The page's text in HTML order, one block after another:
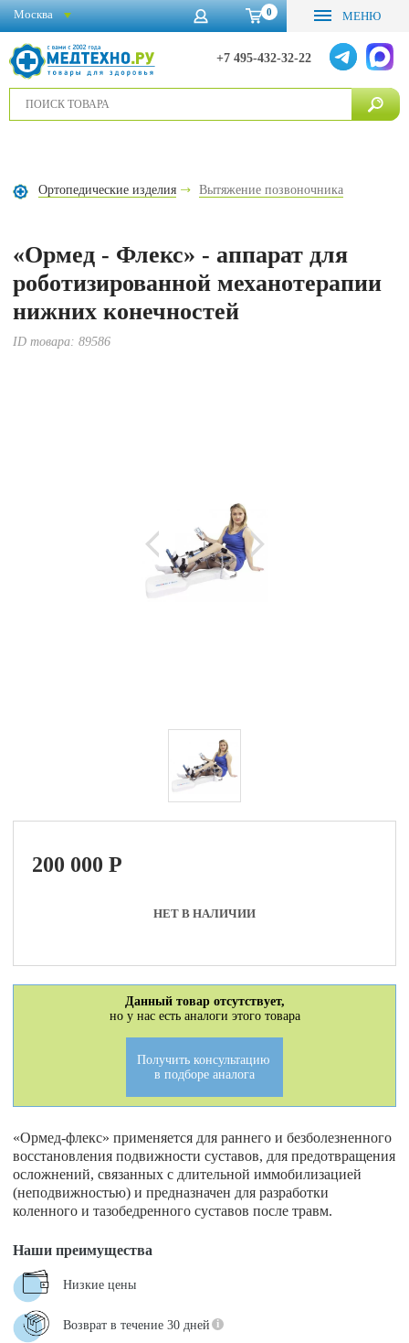
0 МЕНЮ
+7 495-432-32-22
Москва
Ортопедические изделия Вытяжение позвоночника
«Ормед - Флекс» - аппарат для
роботизированной механотерапии
нижних конечностей
ID товара:89586
200 000P
НЕТ В НАЛИЧИИ
Данный товар отсутствует,
но у нас есть аналоги этого товара
Получить консультацию
в подборе аналога
«Ормед-флекс» применяется для раннего и безболезненного
восстановления подвижности суставов, для предотвращения
осложнений, связанных с длительной иммобилизацией
(неподвижностью) и предназначен для разработки
коленного и тазобедренного суставов после травм.
Наши преимущества
Низкие цены
Возврат в течение 30 дней